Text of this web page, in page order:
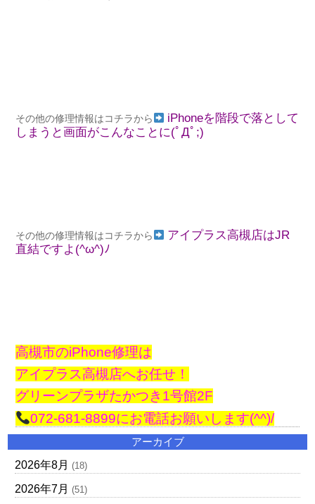
その他の修理情報はコチラから
iPhoneを階段で落として
しまうと画面がこんなことに(ﾟДﾟ;)
その他の修理情報はコチラから
アイプラス高槻店はJR
直結ですよ(^ω^)ﾉ
高槻市のiPhone修理は
アイプラス高槻店へお任せ！
グリーンプラザたかつき1号館2F
072-681-8899にお電話お願いします(^^)/
アーカイブ
2026年8月 (18)
2026年7月 (51)